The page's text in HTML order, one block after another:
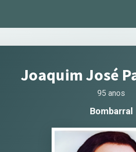
Joaquim José
95 anos
Bombarral